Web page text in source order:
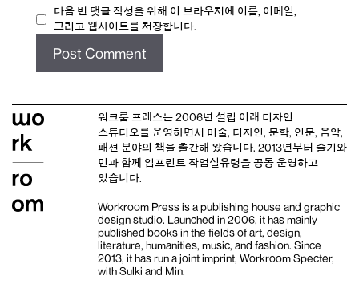
다음 번 댓글 작성을 위해 이 브라우저에 이름, 이메일,
그리고 웹사이트를 저장합니다.
워크룸 프레스는 2006년 설립 이래 디자인
스튜디오를 운영하면서 미술, 디자인, 문학, 인문, 음악,
패션 분야의 책을 출간해 왔습니다. 2013년부터 슬기와
민과 함께 임프린트 작업실유령을 공동 운영하고
있습니다.
Workroom Press is a publishing house and graphic
design studio. Launched in 2006, it has mainly
published books in the fields of art, design,
literature, humanities, music, and fashion. Since
2013, it has run a joint imprint, Workroom Specter,
with Sulki and Min.